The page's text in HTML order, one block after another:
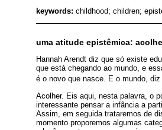
keywords: childhood; children;
uma atitude epistêmica:
Hannah Arendt diz que só existe
que está chegando ao mundo, e
é o novo que nasce. E o mundo, diz
Acolher. Eis aqui, nesta palavra, o
interessante pensar a infância a
Assim, em seguida trataremos de
momento proporemos algumas